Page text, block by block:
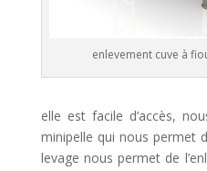
enlevement cuve à
elle est facile d’accès,
minipelle qui nous permet
levage nous permet de